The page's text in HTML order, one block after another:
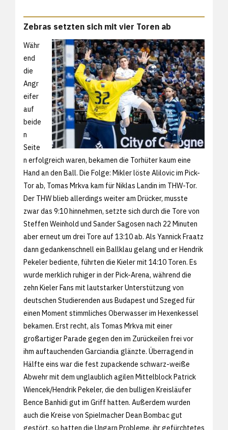
Zebras setzten sich mit vier Toren ab
Währ
end
die
Angr
eifer
auf
beide
n
Seite
n erfolgreich waren, bekamen die Torhüter kaum eine
Hand an den Ball. Die Folge: Mikler löste Alilovic im Pick-
Tor ab, Tomas Mrkva kam für Niklas Landin im THW-Tor.
Der THW blieb allerdings weiter am Drücker, musste
zwar das 9:10 hinnehmen, setzte sich durch die Tore von
Steffen Weinhold und Sander Sagosen nach 22 Minuten
aber erneut um drei Tore auf 13:10 ab. Als Yannick Fraatz
dann gedankenschnell ein Ballklau gelang und er Hendrik
Pekeler bediente, führten die Kieler mit 14:10 Toren. Es
wurde merklich ruhiger in der Pick-Arena, während die
zehn Kieler Fans mit lautstarker Unterstützung von
deutschen Studierenden aus Budapest und Szeged für
einen Moment stimmliches Oberwasser im Hexenkessel
bekamen. Erst recht, als Tomas Mrkva mit einer
großartiger Parade gegen den im Zurückeilen frei vor
ihm auftauchenden Garciandia glänzte. Überragend in
Hälfte eins war die fest zupackende schwarz-weiße
Abwehr mit dem unglaublich agilen Mittelblock Patrick
Wiencek/Hendrik Pekeler, die den bulligen Kreisläufer
Bence Banhidi gut im Griff hatten. Außerdem wurden
auch die Kreise von Spielmacher Dean Bombac gut
gestört, so hatten die Ungarn Probleme, ihr gefürchtetes